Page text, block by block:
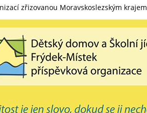
zřizovanou Moravskoslezským krajem